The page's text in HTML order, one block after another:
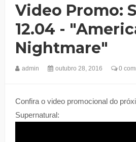
Video Promo:
12.04 -
Nightmare"
admin outubro 28, 2016 0
Confira o video promocional do
Supernatural: